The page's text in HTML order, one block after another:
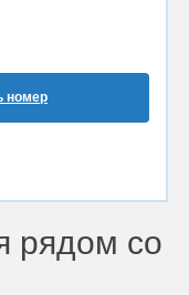
номер
рядом со